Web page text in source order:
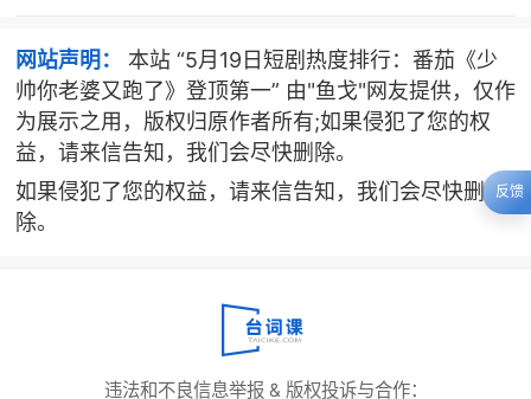
网站声明：
本站 “5月19日短剧热度排行：番茄《少
帅你老婆又跑了》登顶第一” 由"鱼戈"网友提供，仅作
为展示之用，版权归原作者所有;如果侵犯了您的权
益，请来信告知，我们会尽快删除。
如果侵犯了您的权益，请来信告知，我们会尽快删
除。
违法和不良信息举报 & 版权投诉与合作：
反馈